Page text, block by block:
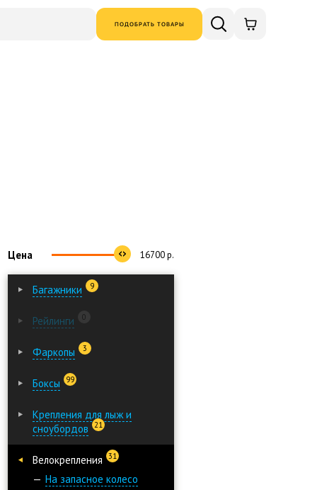
ПОДОБРАТЬ ТОВАРЫ
Цена 16700р.
Багажники 9
Рейлинги 0
Фаркопы 3
Боксы 99
Крепления для лыж и
сноубордов
21
Велокрепления 31
На запасное колесо